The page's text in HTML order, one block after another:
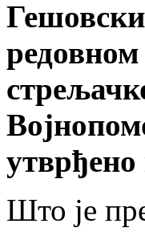
Што је